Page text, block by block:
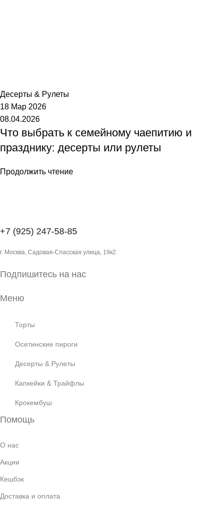
Десерты & Рулеты
18 Мар 2026
08.04.2026
Что выбрать к семейному чаепитию и
празднику: десерты или рулеты
Продолжить чтение
+7 (925) 247-58-85
г. Москва, Садовая-Спасская улица, 19к2.
Подпишитесь на нас
Меню
Торты
Осетинские пироги
Десерты & Рулеты
Капкейки & Трайфлы
Крокембуш
Помощь
О нас
Акции
Кешбэк
Доставка и оплата